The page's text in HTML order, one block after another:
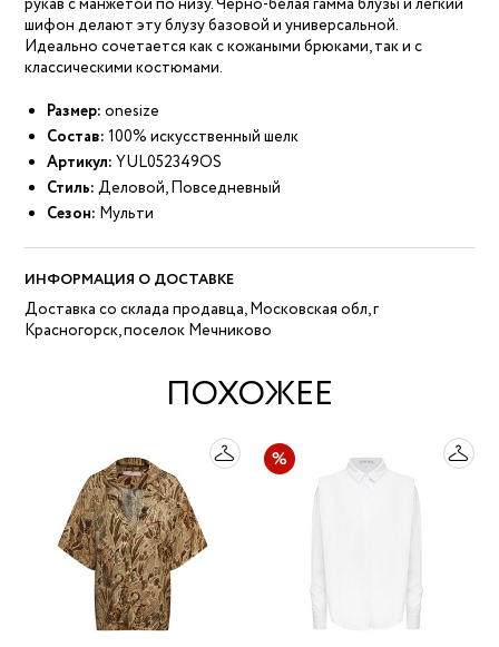
рукав с манжетой по низу. Черно-белая гамма блузы и легкий
шифон делают эту блузу базовой и универсальной.
Идеально сочетается как с кожаными брюками, так и с
классическими костюмами.
Размер: onesize
Состав: 100% искусственный шелк
Артикул: YUL052349OS
Стиль: Деловой, Повседневный
Сезон: Мульти
ИНФОРМАЦИЯ О ДОСТАВКЕ
Доставка со склада продавца, Московская обл, г
Красногорск, поселок Мечниково
ПОХОЖЕЕ